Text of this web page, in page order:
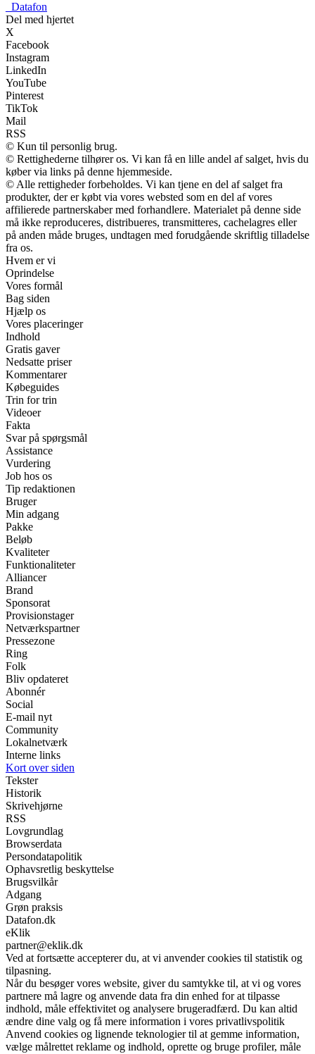
Datafon
Del med hjertet
X
Facebook
Instagram
LinkedIn
YouTube
Pinterest
TikTok
Mail
RSS
© Kun til personlig brug.
© Rettighederne tilhører os. Vi kan få en lille andel af salget, hvis du
køber via links på denne hjemmeside.
© Alle rettigheder forbeholdes. Vi kan tjene en del af salget fra
produkter, der er købt via vores websted som en del af vores
affilierede partnerskaber med forhandlere. Materialet på denne side
må ikke reproduceres, distribueres, transmitteres, cachelagres eller
på anden måde bruges, undtagen med forudgående skriftlig tilladelse
fra os.
Hvem er vi
Oprindelse
Vores formål
Bag siden
Hjælp os
Vores placeringer
Indhold
Gratis gaver
Nedsatte priser
Kommentarer
Købeguides
Trin for trin
Videoer
Fakta
Svar på spørgsmål
Assistance
Vurdering
Job hos os
Tip redaktionen
Bruger
Min adgang
Pakke
Beløb
Kvaliteter
Funktionaliteter
Alliancer
Brand
Sponsorat
Provisionstager
Netværkspartner
Pressezone
Ring
Folk
Bliv opdateret
Abonnér
Social
E-mail nyt
Community
Lokalnetværk
Interne links
Kort over siden
Tekster
Historik
Skrivehjørne
RSS
Lovgrundlag
Browserdata
Persondatapolitik
Ophavsretlig beskyttelse
Brugsvilkår
Adgang
Grøn praksis
Datafon.dk
eKlik
partner@eklik.dk
Ved at fortsætte accepterer du, at vi anvender cookies til statistik og
tilpasning.
Når du besøger vores website, giver du samtykke til, at vi og vores
partnere må lagre og anvende data fra din enhed for at tilpasse
indhold, måle effektivitet og analysere brugeradfærd. Du kan altid
ændre dine valg og få mere information i vores privatlivspolitik
Anvend cookies og lignende teknologier til at gemme information,
vælge målrettet reklame og indhold, oprette og bruge profiler, måle